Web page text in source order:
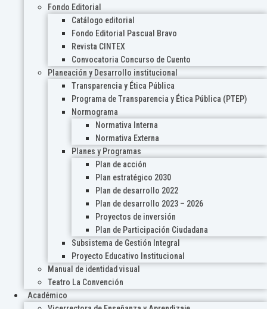
Fondo Editorial
Catálogo editorial
Fondo Editorial Pascual Bravo
Revista CINTEX
Convocatoria Concurso de Cuento
Planeación y Desarrollo institucional
Transparencia y Ética Pública
Programa de Transparencia y Ética Pública (PTEP)
Normograma
Normativa Interna
Normativa Externa
Planes y Programas
Plan de acción
Plan estratégico 2030
Plan de desarrollo 2022
Plan de desarrollo 2023 – 2026
Proyectos de inversión
Plan de Participación Ciudadana
Subsistema de Gestión Integral
Proyecto Educativo Institucional
Manual de identidad visual
Teatro La Convención
Académico